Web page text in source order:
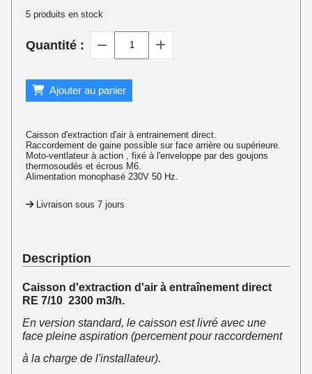
5 produits en stock
Quantité :
Ajouter au panier
Caisson d'extraction d'air à entrainement direct.
Raccordement de gaine possible sur face arrière ou supérieure.
Moto-ventlateur à action , fixé à l'enveloppe par des goujons
thermosoudés et écrous M6.
Alimentation monophasé 230V 50 Hz.
Livraison sous 7 jours
Description
Caisson d'extraction d'air à entraînement direct
RE 7/10 2300 m3/h.
En version standard, le caisson est livré avec une
face pleine aspiration (percement pour raccordement
à la charge de l'installateur).